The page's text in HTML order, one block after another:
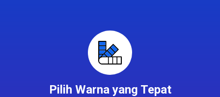
Pilih Warna yang Tepat